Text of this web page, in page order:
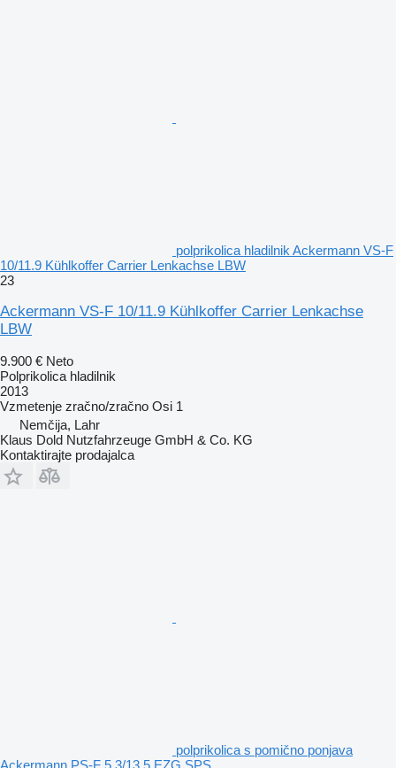
polprikolica hladilnik Ackermann VS-F
10/11.9 Kühlkoffer Carrier Lenkachse LBW
23
Ackermann VS-F 10/11.9 Kühlkoffer Carrier Lenkachse
LBW
9.900 € Neto
Polprikolica hladilnik
2013
Vzmetenje zračno/zračno Osi 1
Nemčija, Lahr
Klaus Dold Nutzfahrzeuge GmbH & Co. KG
Kontaktirajte prodajalca
polprikolica s pomično ponjava
Ackermann PS-F 5.3/13.5 EZG SPS